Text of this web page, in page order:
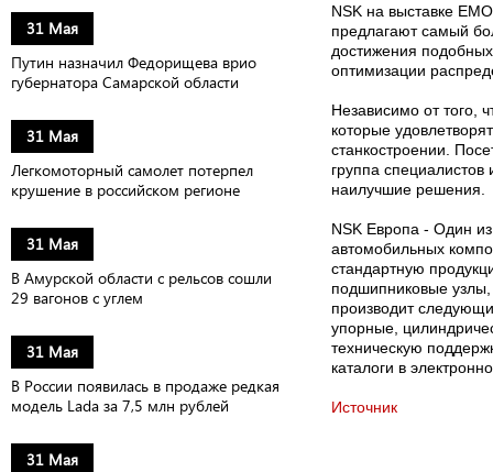
31 Мая
Путин назначил Федорищева врио
губернатора Самарской области
31 Мая
Легкомоторный самолет потерпел
крушение в российском регионе
31 Мая
В Амурской области с рельсов сошли
29 вагонов с углем
31 Мая
В России появилась в продаже редкая
модель Lada за 7,5 млн рублей
31 Мая
NSK на выставке
предлагают самый
достижения
оптимизации
Независимо от того,
которые
станкостроении.
группа
наилучшие решения.
NSK Европа - Один
автомобильных
стандартную
подшипниковые
производит
упорные,
техническую
каталоги в
Источник